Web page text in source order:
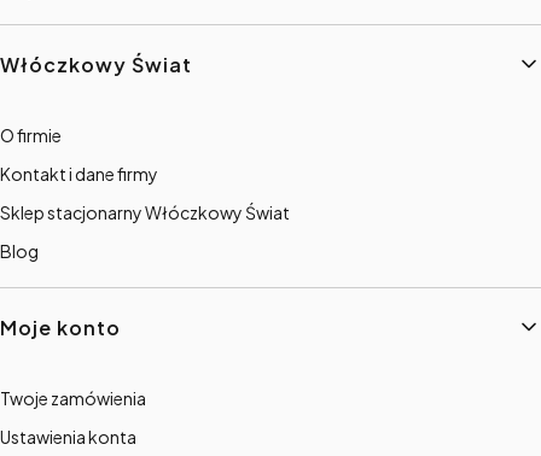
Włóczkowy Świat
O firmie
Kontakt i dane firmy
Sklep stacjonarny Włóczkowy Świat
Blog
Moje konto
Twoje zamówienia
Ustawienia konta